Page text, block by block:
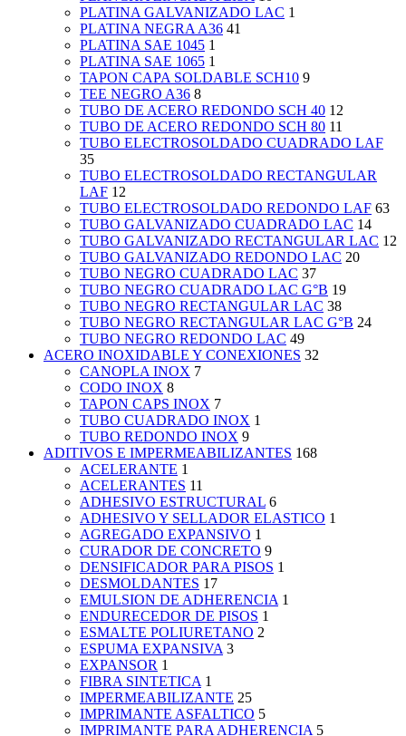
PLATINA GALVANIZADO LAC 1
PLATINA NEGRA A36 41
PLATINA SAE 1045 1
PLATINA SAE 1065 1
TAPON CAPA SOLDABLE SCH10 9
TEE NEGRO A36 8
TUBO DE ACERO REDONDO SCH 40 12
TUBO DE ACERO REDONDO SCH 80 11
TUBO ELECTROSOLDADO CUADRADO LAF
35
TUBO ELECTROSOLDADO RECTANGULAR
LAF 12
TUBO ELECTROSOLDADO REDONDO LAF 63
TUBO GALVANIZADO CUADRADO LAC 14
TUBO GALVANIZADO RECTANGULAR LAC 12
TUBO GALVANIZADO REDONDO LAC 20
TUBO NEGRO CUADRADO LAC 37
TUBO NEGRO CUADRADO LAC G°B 19
TUBO NEGRO RECTANGULAR LAC 38
TUBO NEGRO RECTANGULAR LAC G°B 24
TUBO NEGRO REDONDO LAC 49
ACERO INOXIDABLE Y CONEXIONES 32
CANOPLA INOX 7
CODO INOX 8
TAPON CAPS INOX 7
TUBO CUADRADO INOX 1
TUBO REDONDO INOX 9
ADITIVOS E IMPERMEABILIZANTES 168
ACELERANTE 1
ACELERANTES 11
ADHESIVO ESTRUCTURAL 6
ADHESIVO Y SELLADOR ELASTICO 1
AGREGADO EXPANSIVO 1
CURADOR DE CONCRETO 9
DENSIFICADOR PARA PISOS 1
DESMOLDANTES 17
EMULSION DE ADHERENCIA 1
ENDURECEDOR DE PISOS 1
ESMALTE POLIURETANO 2
ESPUMA EXPANSIVA 3
EXPANSOR 1
FIBRA SINTETICA 1
IMPERMEABILIZANTE 25
IMPRIMANTE ASFALTICO 5
IMPRIMANTE PARA ADHERENCIA 5